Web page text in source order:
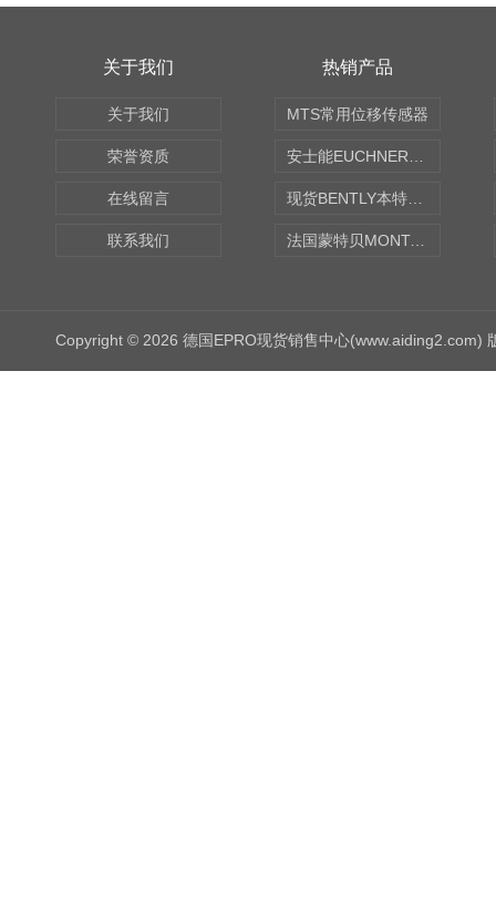
关于我们
关于我们
荣誉资质
在线留言
联系我们
热销产品
MTS常用位移传感器
法国蒙特贝MONTABERT打壳机凿岩机Z92
Copyright © 2026 德国EPRO现货销售中心(www.aiding2.com)